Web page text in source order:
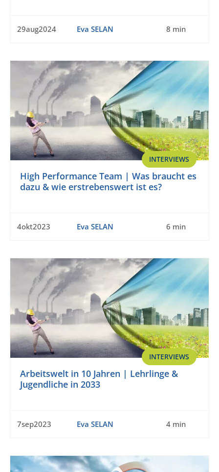
29aug2024 Eva SELAN 8 min
INTERVIEWS
High Performance Team | Was braucht es
dazu & wie erstrebenswert ist es?
4okt2023 Eva SELAN 6 min
INTERVIEWS
Arbeitswelt in 10 Jahren | Lehrlinge &
Jugendliche in 2033
7sep2023 Eva SELAN 4 min